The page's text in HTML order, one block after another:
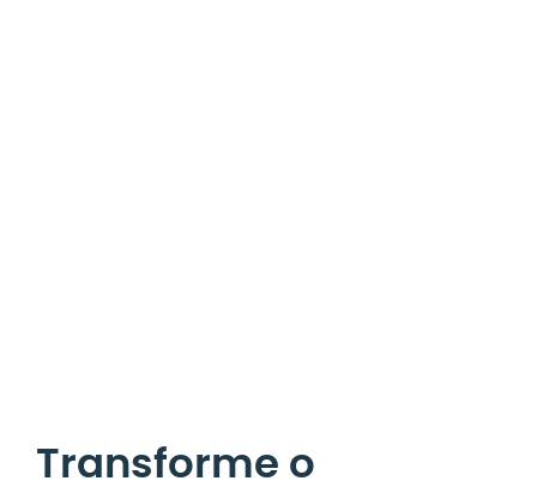
Transforme o